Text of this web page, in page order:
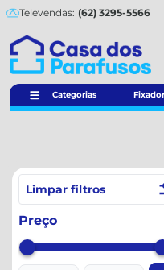
Televendas: (62) 3295-5566
Categorias
Limpar filtros
Preço